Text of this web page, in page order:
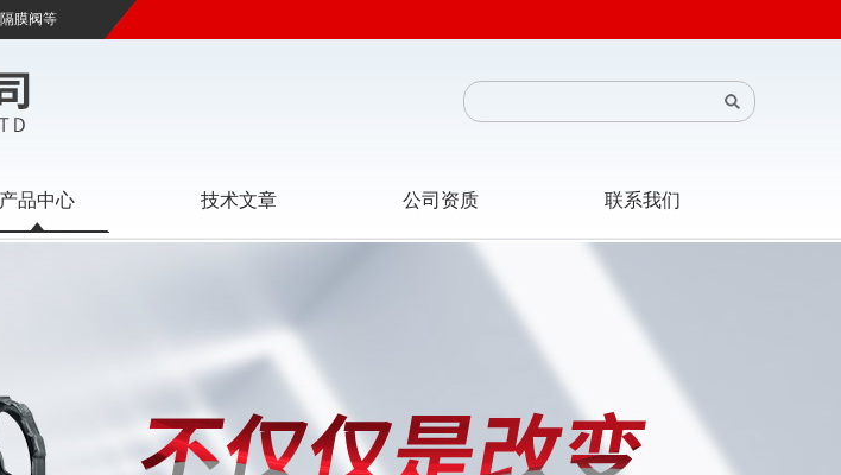
膜阀等
产品中心 技术文章 公司资质 联系我们